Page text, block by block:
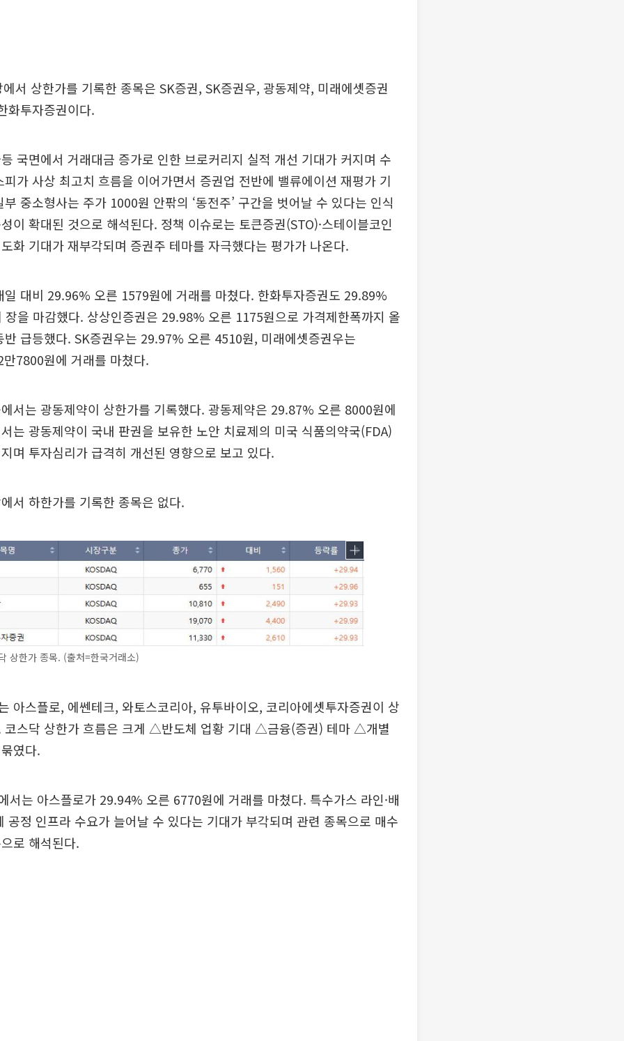
서 상한가를 기록한 종목은 SK증권, SK증권우, 광동제약, 미래에셋증권
화투자증권이다.
국면에서 거래대금 증가로 인한 브로커리지 실적 개선 기대가 커지며 수
가 사상 최고치 흐름을 이어가면서 증권업 전반에 밸류에이션 재평가 기
중소형사는 주가 1000원 안팎의 ‘동전주’ 구간을 벗어날 수 있다는 인식
이 확대된 것으로 해석된다. 정책 이슈로는 토큰증권(STO)·스테이블코인
화 기대가 재부각되며 증권주 테마를 자극했다는 평가가 나온다.
일 대비 29.96% 오른 1579원에 거래를 마쳤다. 한화투자증권도 29.89%
을 마감했다. 상상인증권은 29.98% 오른 1175원으로 가격제한폭까지 올
반 급등했다. SK증권우는 29.97% 오른 4510원, 미래에셋증권우는
7800원에 거래를 마쳤다.
서는 광동제약이 상한가를 기록했다. 광동제약은 29.87% 오른 8000원에
는 광동제약이 국내 판권을 보유한 노안 치료제의 미국 식품의약국(FDA)
며 투자심리가 급격히 개선된 영향으로 보고 있다.
서 하한가를 기록한 종목은 없다.
상한가 종목. (출처=한국거래소)
아스플로, 에쎈테크, 와토스코리아, 유투바이오, 코리아에셋투자증권이 상
코스닥 상한가 흐름은 크게 △반도체 업황 기대 △금융(증권) 테마 △개별
였다.
서는 아스플로가 29.94% 오른 6770원에 거래를 마쳤다. 특수가스 라인·배
공정 인프라 수요가 늘어날 수 있다는 기대가 부각되며 관련 종목으로 매수
로 해석된다.